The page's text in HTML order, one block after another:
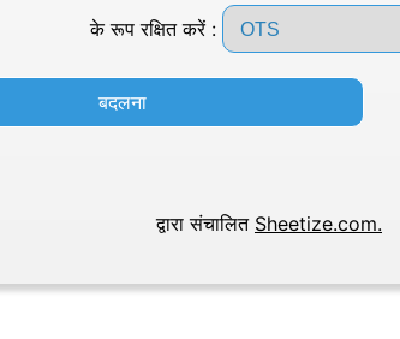
के रूप रक्षित करें :
बदलना
द्वारा संचालित Sheetize.com.